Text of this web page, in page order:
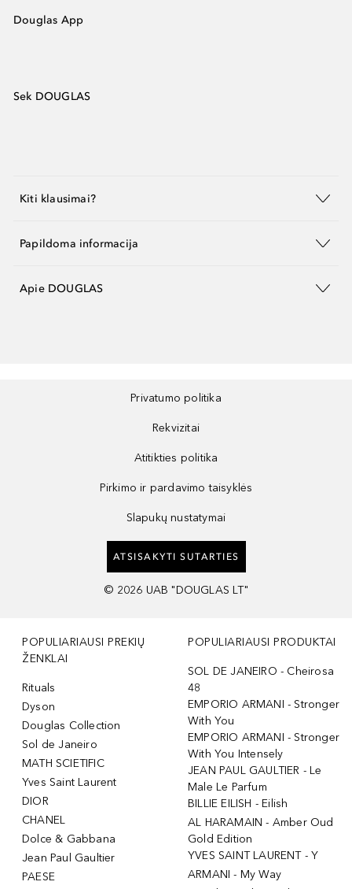
Douglas App
Sek DOUGLAS
Kiti klausimai?
Papildoma informacija
Apie DOUGLAS
Privatumo politika
Rekvizitai
Atitikties politika
Pirkimo ir pardavimo taisyklės
Slapukų nustatymai
ATSISAKYTI SUTARTIES
© 2026 UAB "DOUGLAS LT"
POPULIARIAUSI PREKIŲ
ŽENKLAI
Rituals
Dyson
Douglas Collection
Sol de Janeiro
MATH SCIETIFIC
Yves Saint Laurent
DIOR
CHANEL
Dolce & Gabbana
Jean Paul Gaultier
PAESE
POPULIARIAUSI PRODUKTAI
SOL DE JANEIRO - Cheirosa
48
EMPORIO ARMANI - Stronger
With You
EMPORIO ARMANI - Stronger
With You Intensely
JEAN PAUL GAULTIER - Le
Male Le Parfum
BILLIE EILISH - Eilish
AL HARAMAIN - Amber Oud
Gold Edition
YVES SAINT LAURENT - Y
ARMANI - My Way